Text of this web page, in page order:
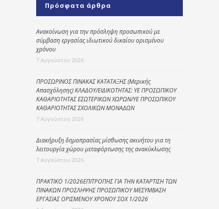
Πρόσφατα άρθρα
Ανακοίνωση για την πρόσληψη προσωπικού με
σύμβαση εργασίας ιδιωτικού δικαίου ορισμένου
χρόνου
7 Αυγούστου 2026
ΠΡΟΣΩΡΙΝΟΣ ΠΙΝΑΚΑΣ ΚΑΤΑΤΑΞΗΣ (Μερικής
Απασχόλησης) ΚΛΑΔΟΥ/ΕΙΔΙΚΟΤΗΤΑΣ: ΥΕ ΠΡΟΣΩΠΙΚΟΥ
ΚΑΘΑΡΙΟΤΗΤΑΣ ΕΣΩΤΕΡΙΚΩΝ ΧΩΡΩΝ/ΥΕ ΠΡΟΣΩΠΙΚΟΥ
ΚΑΘΑΡΙΟΤΗΤΑΣ ΣΧΟΛΙΚΩΝ ΜΟΝΑΔΩΝ
7 Αυγούστου 2026
Διακήρυξη δημοπρασίας μίσθωσης ακινήτου για τη
λειτουργία χώρου μεταφόρτωσης της ανακύκλωσης
7 Αυγούστου 2026
ΠΡΑΚΤΙΚΟ 1/2026ΕΠΙΤΡΟΠΗΣ ΓΙΑ ΤΗΝ ΚΑΤΑΡΤΙΣΗ ΤΩΝ
ΠΙΝΑΚΩΝ ΠΡΟΣΛΗΨΗΣ ΠΡΟΣΩΠΙΚΟΥ ΜΕΣΥΜΒΑΣΗ
ΕΡΓΑΣΙΑΣ ΟΡΙΣΜΕΝΟΥ ΧΡΟΝΟΥ ΣΟΧ 1/2026